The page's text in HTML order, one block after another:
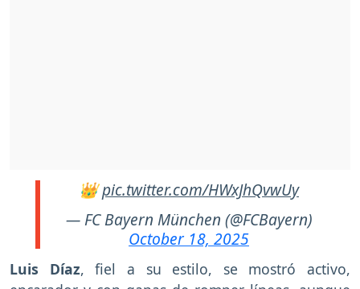
👑pic.twitter.com/HWxJhQvwUy
— FC Bayern München (@FCBayern)
October 18, 2025
Luis Díaz, fiel a su estilo, se mostró activo,